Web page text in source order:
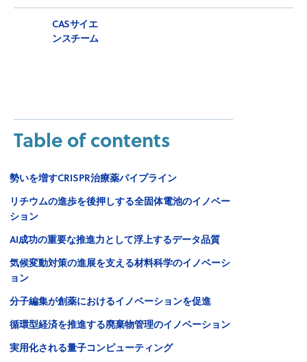
CASサイエ
ンスチーム
Table of contents
勢いを増すCRISPR治療薬パイプライン
リチウムの進歩を後押しする全固体電池のイノベー
ション
AI成功の重要な推進力として浮上するデータ品質
気候変動対策の進展を支える材料科学のイノベーシ
ョン
分子編集が創薬におけるイノベーションを促進
循環型経済を推進する廃棄物管理のイノベーション
実用化される量子コンピューティング